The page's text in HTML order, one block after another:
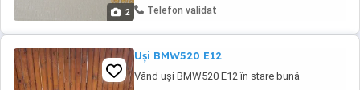
2 Telefon validat
Uși BMW520 E12
Vănd uși BMW520 E12 în stare bună